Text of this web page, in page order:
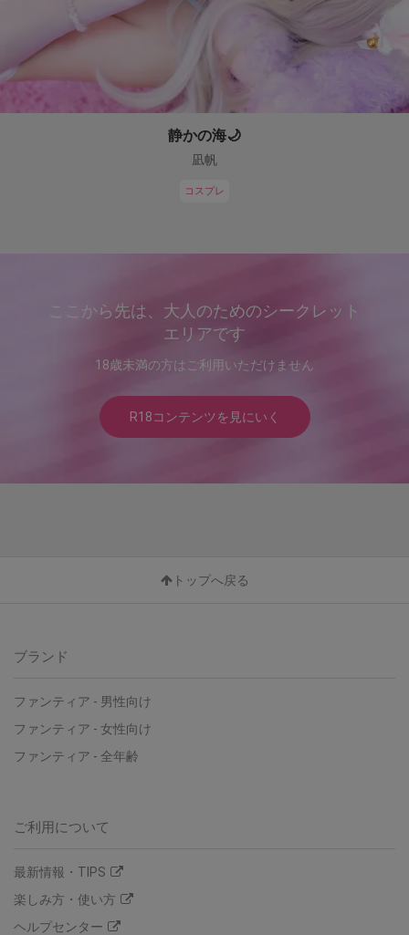
静かの海🌙
凪帆
コスプレ
ここから先は、大人のためのシークレット
エリアです
18歳未満の方はご利用いただけません
R18コンテンツを見にいく
トップへ戻る
ブランド
ファンティア - 男性向け
ファンティア - 女性向け
ファンティア - 全年齢
ご利用について
最新情報・TIPS
楽しみ方・使い方
ヘルプセンター